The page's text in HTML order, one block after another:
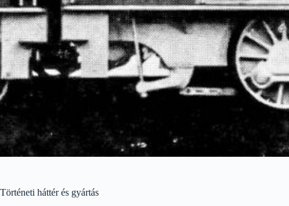
Történeti háttér és gyártás